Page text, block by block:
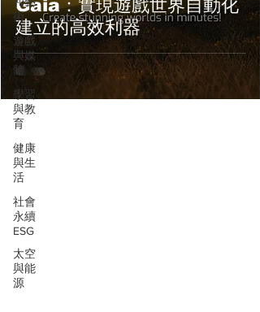
術
遊戲
與媒
體
學習
與教
育
健康
與生
活
社會
永續
ESG
太空
與能
源
Gaia：實現遊戲世界自動化
建立的高效利器